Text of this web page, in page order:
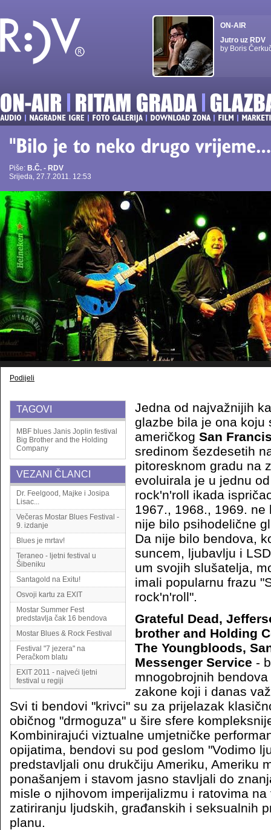
ON-AIR
Jutro uz RDV
by Boris
Piše: B.Č. - RDV
Srijeda, 27.7.2011. 12:53
Podijeli
TAGOVI
MBF blues Janis Joplin festival
Big Brother and the Holding
Company
VEZANI ČLANCI
Dr. Feelgood, Majke i Josipa
Lisac...
Večeras Mostar Blues Festival -
9. izdanje
Blues je mrtav!
Teraneo - ljetni festival u
Šibeniku
Santagold na Exitu!
Osvoji kartu za EXIT
Mostar Summer Fest
predstavlja čak 16 bendova
Mostar Blues & Rock Festival
Festival "7 jezera" na
Peračkom blatu
EXIT 2011 - najveći ljetni
festival u regiji
Jedna od najvažnijih
glazbe bila je ona koju
američkog San
sredinom šezdesetih
pitoresknom gradu na
evoluirala je u jednu
rock'n'roll ikada
1967., 1968., 1969.
nije bilo psihodelične
Da nije bilo bendova,
suncem, ljubavlju i
um svojih slušatelja,
imali popularnu frazu
rock'n'roll".
Grateful Dead,
brother and Holding
The Youngbloods,
Messenger Service -
mnogobrojnih
zakone koji i danas
Svi ti bendovi "krivci" su za prijelazak
običnog "drmoguza" u šire sfere
Kombinirajući viztualne umjetničke
opijatima, bendovi su pod geslom "Vodimo
predstavljali onu drukčiju Ameriku, Ameriku
ponašanjem i stavom jasno stavljali do
misle o njihovom imperijalizmu i ratovima
zatiriranju ljudskih, građanskih i seksualnih
planu.